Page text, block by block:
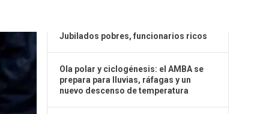
Jubilados pobres, funcionarios ricos
Ola polar y ciclogénesis: el AMBA se
prepara para lluvias, ráfagas y un
nuevo descenso de temperatura